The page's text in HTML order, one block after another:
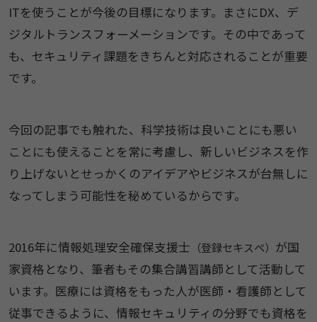
ITを使うことが今後の目標になります。まさにDX、デ
ジタルトランスフォーメーションです。その中であって
も、セキュリティ課題をきちんと対応されることが重要
です。
今回の記事でも触れた、科学技術は良いことにも悪い
ことにも使えることを常に考慮し、新しいビジネスを作
り上げないとせっかくのアイデアやビジネスが台無しに
なってしまう可能性を秘めているからです。
2016年に情報処理安全確保支援士 （登録セキスぺ） が国
家資格となり、筆者もその集合講習講師として活動して
います。医療には資格をもった人が医師・看護師として
従事できるように、情報セキュリティの分野でも資格を